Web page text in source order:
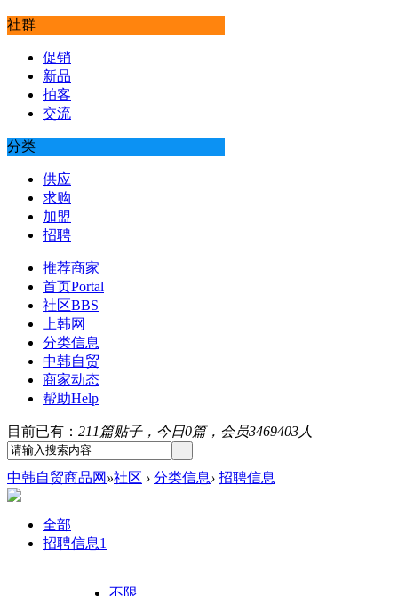
社群
促销
新品
拍客
交流
分类
供应
求购
加盟
招聘
推荐商家
首页Portal
社区BBS
上韩网
分类信息
中韩自贸
商家动态
帮助Help
目前已有： 211篇贴子，今日0篇，会员3469403人
中韩自贸商品网 »社区 › 分类信息› 招聘信息
全部
招聘信息1
不限